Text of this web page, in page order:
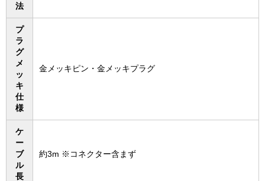
法
プ
ラ
グ
メ
ッ
キ
仕
様
金メッキピン・金メッキプラグ
ケ
ー
ブ
ル
長
約3m ※コネクター含まず